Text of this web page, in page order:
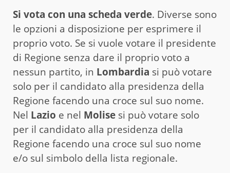
Si vota con una scheda verde. Diverse sono
le opzioni a disposizione per esprimere il
proprio voto. Se si vuole votare il presidente
di Regione senza dare il proprio voto a
nessun partito, in Lombardia si può votare
solo per il candidato alla presidenza della
Regione facendo una croce sul suo nome.
Nel Lazio e nel Molise si può votare solo
per il candidato alla presidenza della
Regione facendo una croce sul suo nome
e/o sul simbolo della lista regionale.